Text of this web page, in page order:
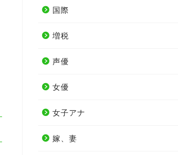
国際
増税
声優
女優
女子アナ
嫁、妻